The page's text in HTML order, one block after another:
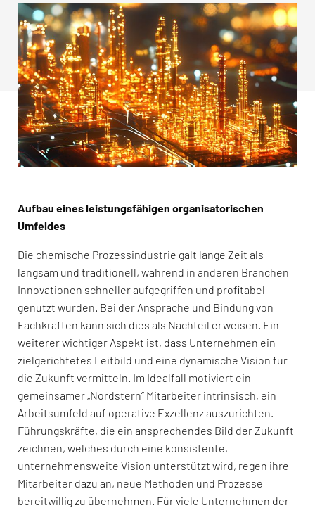
Aufbau eines leistungsfähigen organisatorischen
Umfeldes
Die chemische Prozessindustrie galt lange Zeit als
langsam und traditionell, während in anderen Branchen
Innovationen schneller aufgegriffen und profitabel
genutzt wurden. Bei der Ansprache und Bindung von
Fachkräften kann sich dies als Nachteil erweisen. Ein
weiterer wichtiger Aspekt ist, dass Unternehmen ein
zielgerichtetes Leitbild und eine dynamische Vision für
die Zukunft vermitteln. Im Idealfall motiviert ein
gemeinsamer „Nordstern“ Mitarbeiter intrinsisch, ein
Arbeitsumfeld auf operative Exzellenz auszurichten.
Führungskräfte, die ein ansprechendes Bild der Zukunft
zeichnen, welches durch eine konsistente,
unternehmensweite Vision unterstützt wird, regen ihre
Mitarbeiter dazu an, neue Methoden und Prozesse
bereitwillig zu übernehmen. Für viele Unternehmen der